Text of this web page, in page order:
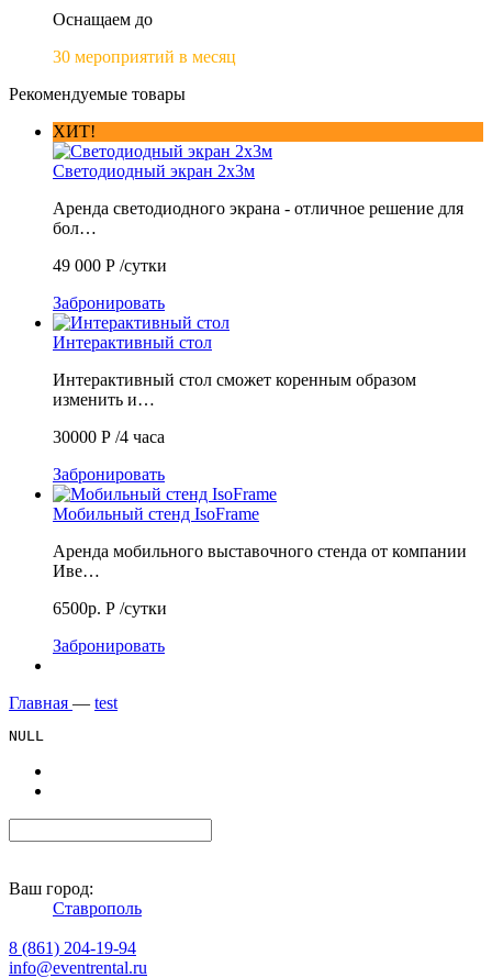
Оснащаем до
30 мероприятий в месяц
Рекомендуемые товары
ХИТ!
Светодиодный экран 2х3м
Аренда светодиодного экрана - отличное решение для
бол…
49 000 Р /сутки
Забронировать
Интерактивный стол
Интерактивный стол сможет коренным образом
изменить и…
30000 Р /4 часа
Забронировать
Мобильный стенд IsoFrame
Аренда мобильного выставочного стенда от компании
Иве…
6500р. Р /сутки
Забронировать
Главная — test
Ваш город:
Ставрополь
8 (861) 204-19-94
info@eventrental.ru